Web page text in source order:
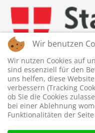
Wir benutzen
Wir nutzen Cookies auf
sind essenziell für den
uns helfen, diese
verbessern (Tracking
ob Sie die Cookies
bei einer Ablehnung
Funktionalitäten der